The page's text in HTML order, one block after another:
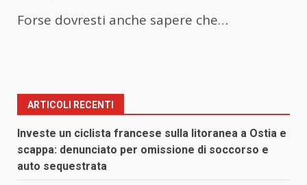
Forse dovresti anche sapere che…
ARTICOLI RECENTI
Investe un ciclista francese sulla litoranea a Ostia e
scappa: denunciato per omissione di soccorso e
auto sequestrata